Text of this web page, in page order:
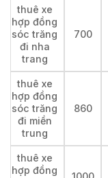
thuê xe
hợp đồng
sóc trăng
đi nha
trang
700
thuê xe
hợp đồng
sóc trăng
đi miền
trung
860
thuê xe
hợp đồng